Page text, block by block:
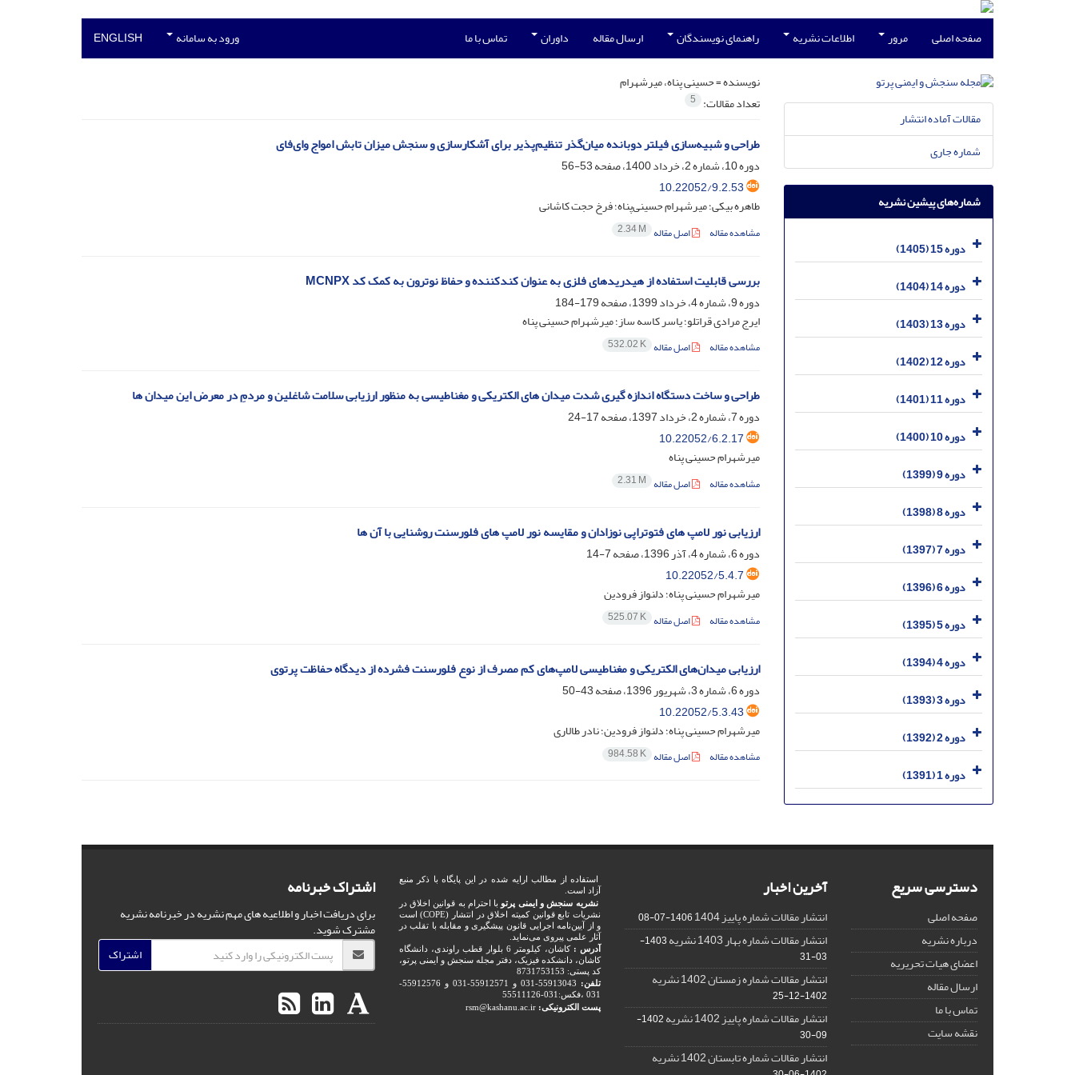
صفحه اصلی مرور اطلاعات نشریه راهنمای نویسندگان ارسال مقاله داوران تماس با ما ورود به سامانه ENGLISH
نویسنده =حسینی پناه، میرشهرام
تعداد مقالات: 5
طراحی و شبیه‌سازی فیلتر دوبانده میان‌گذر تنظیم‌پذیر برای آشکارسازی و سنجش میزان تابش امواج وای‌فای
دوره 10، شماره 2، خرداد 1400، صفحه
53-56
10.22052/9.2.53
طاهره بیکی؛ میرشهرام حسینی‌پناه؛ فرخ حجت کاشانی
مشاهده مقاله اصل مقاله 2.34 M
بررسی قابلیت استفاده از هیدریدهای فلزی به عنوان کندکننده و حفاظ نوترون به کمک کد MCNPX
دوره 9، شماره 4، خرداد 1399، صفحه
179-184
ایرج مرادی قراتلو؛ یاسر کاسه ساز؛ میرشهرام حسینی پناه
مشاهده مقاله اصل مقاله 532.02 K
طراحی و ساخت دستگاه اندازه گیری شدت میدان های الکتریکی و مغناطیسی به منظور ارزیابی سلامت شاغلین و مردمِ در معرض این میدان ها
دوره 7، شماره 2، خرداد 1397، صفحه
17-24
10.22052/6.2.17
میرشهرام حسینی پناه
مشاهده مقاله اصل مقاله 2.31 M
ارزیابی نور لامپ های فتوتراپی نوزادان و مقایسه نور لامپ های فلورسنت روشنایی با آن ها
دوره 6، شماره 4، آذر 1396، صفحه
7-14
10.22052/5.4.7
میرشهرام حسینی پناه؛ دلنواز فرودین
مشاهده مقاله اصل مقاله 525.07 K
ارزیابی میدان‌های الکتریکی و مغناطیسی لامپ‌های کم مصرف از نوع فلورسنت فشرده از دیدگاه حفاظت پرتوی
دوره 6، شماره 3، شهریور 1396، صفحه
43-50
10.22052/5.3.43
میرشهرام حسینی پناه؛ دلنواز فرودین؛ نادر طالاری
مشاهده مقاله اصل مقاله 984.58 K
مقالات آماده انتشار
شماره جاری
شماره‌های پیشین نشریه
دوره 15 (1405)
دوره 14 (1404)
دوره 13 (1403)
دوره 12 (1402)
دوره 11 (1401)
دوره 10 (1400)
دوره 9 (1399)
دوره 8 (1398)
دوره 7 (1397)
دوره 6 (1396)
دوره 5 (1395)
دوره 4 (1394)
دوره 3 (1393)
دوره 2 (1392)
دوره 1 (1391)
دسترسی سریع
صفحه اصلی
درباره نشریه
اعضای هیات تحریریه
ارسال مقاله
تماس با ما
نقشه سایت
آخرین اخبار
انتشار مقالات شماره پاییز 1404 1406-07-08
انتشار مقالات شماره بهار 1403 نشریه
1403-
03-31
انتشار مقالات شماره زمستان 1402 نشریه
1402-12-25
انتشار مقالات شماره پاییز 1402 نشریه
1402-
09-30
انتشار مقالات شماره تابستان 1402 نشریه
استفاده از مطالب ارایه شده در این پایگاه با ذکر منبع
آزاد است.
نشریه سنجش و ایمنی پرتو با احترام به قوانین اخلاق در
نشریات تابع قوانین کمیته اخلاق در انتشار (COPE) است
و از آیین‌نامه اجرایی قانون پیشگیری و مقابله با تقلب در
آثار علمی پیروی می‌نماید.
آدرس :
کاشان، کیلومتر 6 بلوار قطب راوندی، دانشگاه
کاشان، دانشکده فیزیک، دفتر مجله سنجش و ایمنی پرتو،
کد پستی: 8731753153
تلفن:
55913043-031 و 55912571-031 و 55912576-
031 ،فکس:031-55511126
پست الکترونیکی: rsm@kashanu.ac.ir
اشتراک خبرنامه
برای دریافت اخبار و اطلاعیه های مهم نشریه در خبرنامه نشریه
مشترک شوید.
اشتراک